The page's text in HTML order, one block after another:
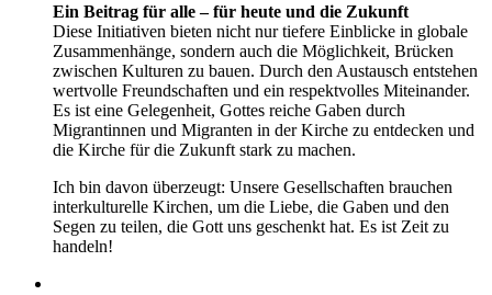
Ein Beitrag für alle – für heute und die Zukunft
Diese Initiativen bieten nicht nur tiefere Einblicke in globale
Zusammenhänge, sondern auch die Möglichkeit, Brücken
zwischen Kulturen zu bauen. Durch den Austausch entstehen
wertvolle Freundschaften und ein respektvolles Miteinander.
Es ist eine Gelegenheit, Gottes reiche Gaben durch
Migrantinnen und Migranten in der Kirche zu entdecken und
die Kirche für die Zukunft stark zu machen.
Ich bin davon überzeugt: Unsere Gesellschaften brauchen
interkulturelle Kirchen, um die Liebe, die Gaben und den
Segen zu teilen, die Gott uns geschenkt hat. Es ist Zeit zu
handeln!